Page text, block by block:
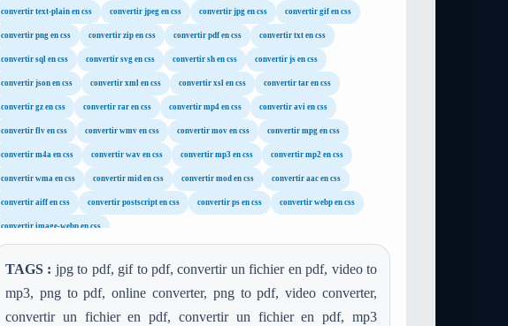
convertir text-plain en css convertir jpeg en css convertir jpg en css convertir gif en css
convertir png en css convertir zip en css convertir pdf en css convertir txt en css
convertir sql en css convertir svg en css convertir sh en css convertir js en css
convertir json en css convertir xml en css convertir xsl en css convertir tar en css
convertir gz en css convertir rar en css convertir mp4 en css convertir avi en css
convertir flv en css convertir wmv en css convertir mov en css convertir mpg en css
convertir m4a en css convertir wav en css convertir mp3 en css convertir mp2 en css
convertir wma en css convertir mid en css convertir mod en css convertir aac en css
convertir aiff en css convertir postscript en css convertir ps en css convertir webp en css
convertir image-webp en css
TAGS : jpg to pdf, gif to pdf, convertir un fichier en pdf, video to
mp3, png to pdf, online converter, png to pdf, video converter,
convertir un fichier en pdf, convertir un fichier en pdf, mp3